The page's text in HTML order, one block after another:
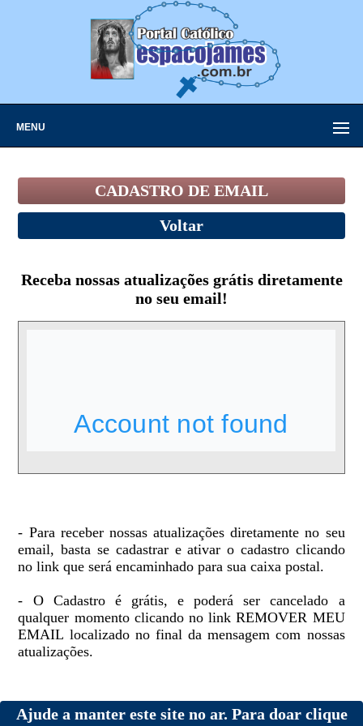
MENU
CADASTRO DE EMAIL
Voltar
Receba nossas atualizações grátis diretamente
no seu email!
- Para receber nossas atualizações diretamente no seu
email, basta se cadastrar e ativar o cadastro clicando
no link que será encaminhado para sua caixa postal.
- O Cadastro é grátis, e poderá ser cancelado a
qualquer momento clicando no link REMOVER MEU
EMAIL localizado no final da mensagem com nossas
atualizações.
Ajude a manter este site no ar. Para doar clique